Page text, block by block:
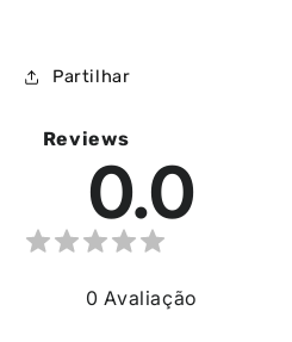
Partilhar
Reviews
0.0
0 Avaliação